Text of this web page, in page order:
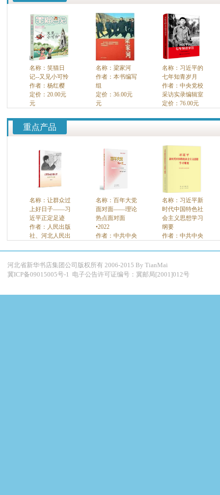
名称：笑猫日
记--又见小可怜
作者：杨红樱
定价：20.00元
元
名称：梁家河
作者：本书编写
组
定价：36.00元
元
名称：习近平的
七年知青岁月
作者：中央党校
采访实录编辑室
定价：76.00元
重点产品
名称：让群众过
上好日子——习
近平正定足迹
作者：人民出版
社、河北人民出
定价：元
名称：百年大党
面对面——理论
热点面对面
•2022
作者：中共中央
定价：26.80元
元
名称：习近平新
时代中国特色社
会主义思想学习
纲要
作者：中共中央
定价：15.00元
元
河北省新华书店集团公司版权所有 2006-2015 By TianMai
冀ICP备09015005号-1 电子公告许可证编号：冀邮局[2001]012号